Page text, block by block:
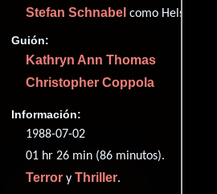
Stefan Schnabel como Helsing
Guión:
Kathryn Ann Thomas
Christopher Coppola
Información:
1988-07-02
01 hr 26 min (86 minutos).
Terror y Thriller.